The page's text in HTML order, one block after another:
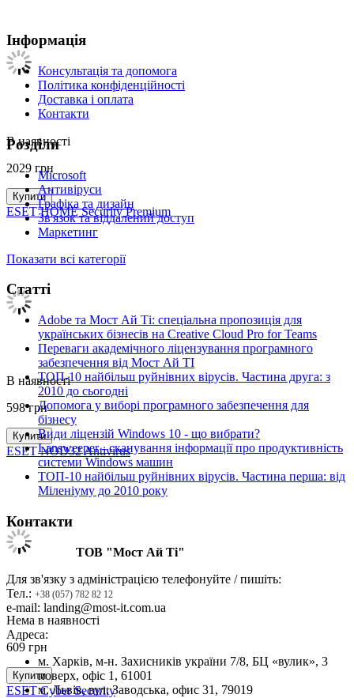
В наявності
2029 грн
Купити
ESET HOME Security Premium
В наявності
598грн
Купити
ESET NOD32 Antivirus
Нема в наявності
609 грн
Купити
ESET Cyber Security
Інформація
Консультація та допомога
Політика конфіденційності
Доставка і оплата
Контакти
Розділи
Microsoft
Антивіруси
Графіка та дизайн
Зв'язок та віддалений доступ
Маркетинг
Показати всі категорії
Статті
Adobe та Мост Ай Ті: спеціальна пропозиція для
українських бізнесів на Creative Cloud Pro for Teams
Переваги академічного ліцензування програмного
забезпечення від Мост Ай ТІ
ТОП-10 найбільш руйнівних вірусів. Частина друга: з
2010 до сьогодні
Допомога у виборі програмного забезпечення для
бізнесу
Види ліцензій Windows 10 - що вибрати?
Lansweeper - сканування інформації про продуктивність
системи Windows машин
ТОП-10 найбільш руйнівних вірусів. Частина перша: від
Міленіуму до 2010 року
Контакти
ТОВ "Мост Ай Ті"
Для зв'язку з адміністрацією телефонуйте / пишіть:
Тел.: +38 (057) 782 82 12
e-mail: landing@most-it.com.ua
Адреса:
м. Харків, м-н. Захисників україни 7/8, БЦ «вулик», 3
поверх, офіс 1, 61001
м. Львів, вул. Заводська, офис 31, 79019